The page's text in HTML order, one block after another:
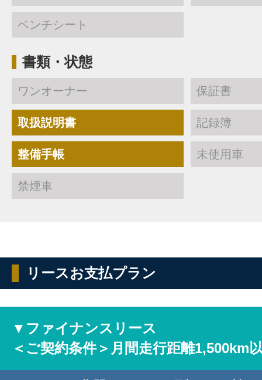
ベンチシート
書類・状態
ワンオーナー 保証書
取扱説明書 記録簿
整備手帳 未使用車
禁煙車
リースお支払プラン
▼ファイナンスリース
＜ご契約条件＞月間走行距離1,500km